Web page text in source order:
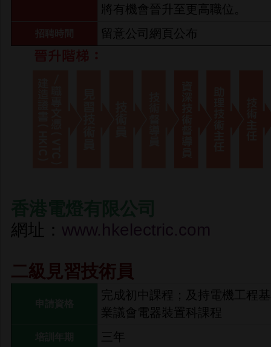
將有機會晉升至更高職位。
留意公司網頁公布
網址： www.hkelectric.com
二級見習技術員
完成初中課程；及持電機工程
業議會電器裝置科課程
三年